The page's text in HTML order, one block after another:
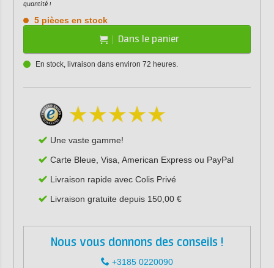
quantité !
5 pièces en stock
Dans le panier
En stock, livraison dans environ 72 heures.
Une vaste gamme!
Carte Bleue, Visa, American Express ou PayPal
Livraison rapide avec Colis Privé
Livraison gratuite depuis 150,00 €
Nous vous donnons des conseils !
+3185 0220090